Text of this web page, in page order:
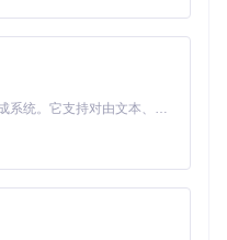
持UEFI和传统BIOS启动
MiniMax H3 是一个通用的全模态生成系统。它支持对由文本、图像、视频和音频组成的多模态上下文进行统一理解，并能生成分辨率高达 2K、时长可达 15 秒的带原生立体声音频的视频。得益于面向任务泛化的系统设计，H3 在预训练阶段就已具备广泛的多模态上下文理解与生成能力，能够出色地执行复杂的多模态指令。